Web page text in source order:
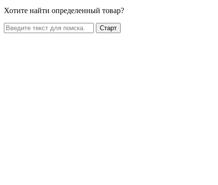
Хотите найти определенный товар?
Старт